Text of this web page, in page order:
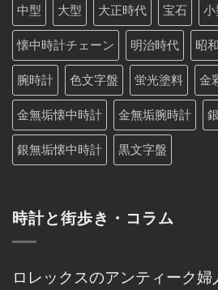
中型 大型 大正時代 宝石
懐中時計チェーン 明治時代 昭
腕時計 色文字盤 蛍光塗料 金
金無垢懐中時計 金無垢腕時計
銀無垢懐中時計 黒文字盤
時計と街歩き・コラム
ロレックスのアンティーク